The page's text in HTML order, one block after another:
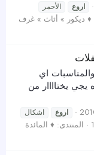
اروع
الأحمر
♦ ديكور » أثاث » غرف
اي
يختاااار من
اروع
اشكال
المنتدى: ♦ المائدة